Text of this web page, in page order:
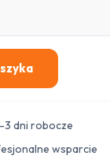
dni robocze
wsparcie